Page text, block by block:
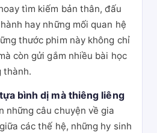
tìm kiếm bản thân, đấu
hay những mối quan hệ
thước phim này không chỉ
còn gửi gắm nhiều bài học
thành.
bình dị mà thiêng liêng
những câu chuyện về gia
các thế hệ, những hy sinh